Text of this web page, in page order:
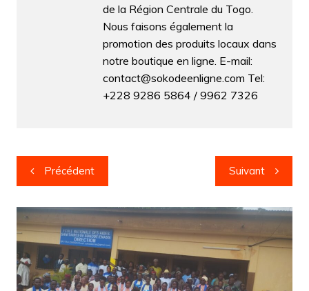
de la Région Centrale du Togo.
Nous faisons également la
promotion des produits locaux dans
notre boutique en ligne. E-mail:
contact@sokodeenligne.com Tel:
+228 9286 5864 / 9962 7326
Navigation
de
l’article
Précédent Suivant